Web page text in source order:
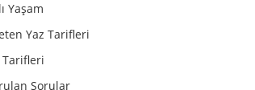
Yaşam
Yaz Tarifleri
Tarifleri
Sorular